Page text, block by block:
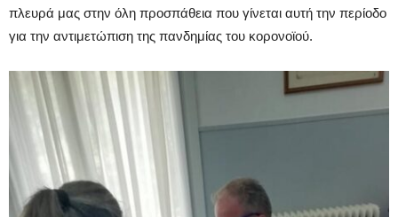
πλευρά μας στην όλη προσπάθεια που γίνεται αυτή την περίοδο
για την αντιμετώπιση της πανδημίας του κορονοϊού.